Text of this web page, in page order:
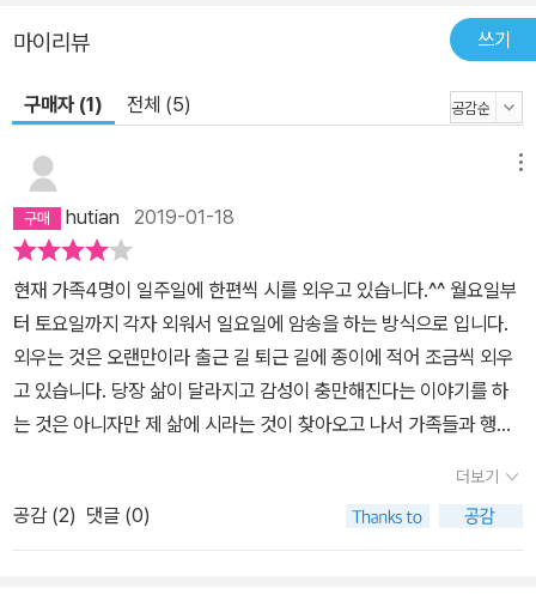
을 낮춘다 독서를 싫어하는 아이도 몇 줄 안 되는 시를 보는 순간‘이
낭독하면 고작 5~10분이면 끝난다. 부모가 같이 시 낭독을 즐기고
을 만드는 데에 매우 실용적인 전략이다. 5. 창의성 - 시를 짓다 시가
머릿속으로 들어오면 아이는 모방의 욕구로 그 시를 따라 짓기 시작
한다. 모방은 처음에는 어설프게 보이지만, 반복되면 결국 자신만의
백 개의 시가 춤을 춘다고 상상해보라. 아이는 그 시들을 새롭게 연결
시켜 새로운 노래를 만들게 될 것이다. 6. 글쓰기 능력을 키운다 좋은
글은 입으로 소리 내어 읽기 쉽고, 귀로 듣기에 좋으며, 뜻을 파악하기
쉬운 글이다. 아이들은 명시를 낭독하고 암송함으로써 자연스럽게 좋
은 글을 쓰는 기초를 닦게 된다. 또한 이 책에 나오는 <명시 따라쓰기
>를 하다보면 손의 손근육 발달이나 바른 글씨쓰기에도 도움이 될 것
이다. 7. 아이의 삶을 풍요롭게 한다 어린 시절 명시를 낭독하면 아이
마이리뷰 쓰기
구매자 (1) 전체 (5)
hutian 2019-01-18
현재 가족4명이 일주일에 한편씩 시를 외우고 있습니다.^^ 월요일부
터 토요일까지 각자 외워서 일요일에 암송을 하는 방식으로 입니다.
외우는 것은 오랜만이라 출근 길 퇴근 길에 종이에 적어 조금씩 외우
고 있습니다. 당장 삶이 달라지고 감성이 충만해진다는 이야기를 하
는 것은 아니자만 제 삶에 시라는 것이 찾아오고 나서 가족들과 행복
에 틀리지 않으려고 냉장고에 붙여놓은 시를 시간 날때마다 쪼르르
달려가읽고 있는 아이들의 모습... 중간 중간 다 외웠다고 잘난척이라
도 할라치면 토씨 하나틀리거나 버벅거리면 당장 시 구절을 대신 읽
더보기
공감 (2) 댓글 (0)